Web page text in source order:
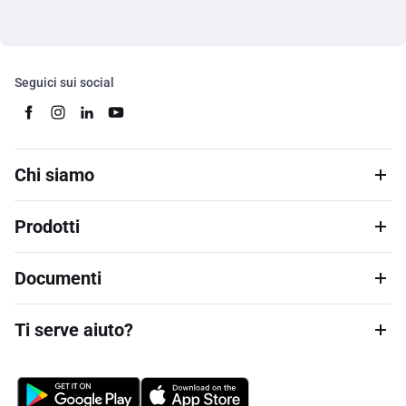
Seguici sui social
Chi siamo
Prodotti
Documenti
Ti serve aiuto?